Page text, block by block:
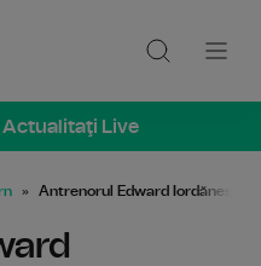
Actualitaţi Live
Antrenorul Edward